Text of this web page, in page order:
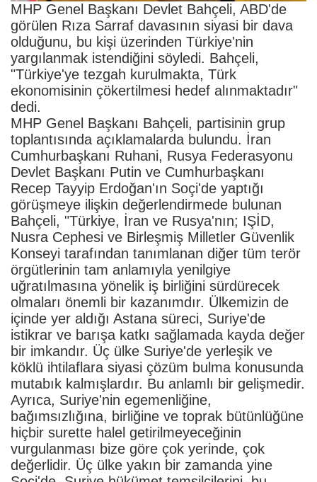
MHP Genel Başkanı Devlet Bahçeli, ABD'de
görülen Rıza Sarraf davasının siyasi bir dava
olduğunu, bu kişi üzerinden Türkiye'nin
yargılanmak istendiğini söyledi. Bahçeli,
"Türkiye'ye tezgah kurulmakta, Türk
ekonomisinin çökertilmesi hedef alınmaktadır"
dedi.
MHP Genel Başkanı Bahçeli, partisinin grup
toplantısında açıklamalarda bulundu. İran
Cumhurbaşkanı Ruhani, Rusya Federasyonu
Devlet Başkanı Putin ve Cumhurbaşkanı
Recep Tayyip Erdoğan'ın Soçi'de yaptığı
görüşmeye ilişkin değerlendirmede bulunan
Bahçeli, "Türkiye, İran ve Rusya'nın; IŞİD,
Nusra Cephesi ve Birleşmiş Milletler Güvenlik
Konseyi tarafından tanımlanan diğer tüm terör
örgütlerinin tam anlamıyla yenilgiye
uğratılmasına yönelik iş birliğini sürdürecek
olmaları önemli bir kazanımdır. Ülkemizin de
içinde yer aldığı Astana süreci, Suriye'de
istikrar ve barışa katkı sağlamada kayda değer
bir imkandır. Üç ülke Suriye'de yerleşik ve
köklü ihtilaflara siyasi çözüm bulma konusunda
mutabık kalmışlardır. Bu anlamlı bir gelişmedir.
Ayrıca, Suriye'nin egemenliğine,
bağımsızlığına, birliğine ve toprak bütünlüğüne
hiçbir surette halel getirilmeyeceğinin
vurgulanması bize göre çok yerinde, çok
değerlidir. Üç ülke yakın bir zamanda yine